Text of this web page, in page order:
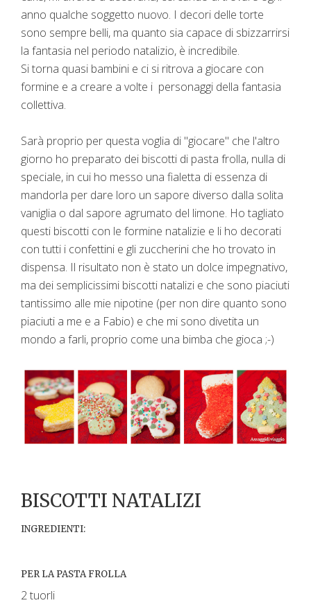
anno qualche soggetto nuovo. I decori delle torte
sono sempre belli, ma quanto sia capace di sbizzarrirsi
la fantasia nel periodo natalizio, è incredibile.
Si torna quasi bambini e ci si ritrova a giocare con
formine e a creare a volte i personaggi della fantasia
collettiva.
Sarà proprio per questa voglia di "giocare" che l'altro
giorno ho preparato dei biscotti di pasta frolla, nulla di
speciale, in cui ho messo una fialetta di essenza di
mandorla per dare loro un sapore diverso dalla solita
vaniglia o dal sapore agrumato del limone. Ho tagliato
questi biscotti con le formine natalizie e li ho decorati
con tutti i confettini e gli zuccherini che ho trovato in
dispensa. Il risultato non è stato un dolce impegnativo,
ma dei semplicissimi biscotti natalizi e che sono piaciuti
tantissimo alle mie nipotine (per non dire quanto sono
piaciuti a me e a Fabio) e che mi sono divetita un
mondo a farli, proprio come una bimba che gioca ;-)
BISCOTTI NATALIZI
INGREDIENTI:
PER LA PASTA FROLLA
2 tuorli